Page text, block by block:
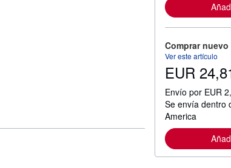
Comprar nuevo
Ver este artículo
EUR
Envío por EUR
Se envía dentro
America